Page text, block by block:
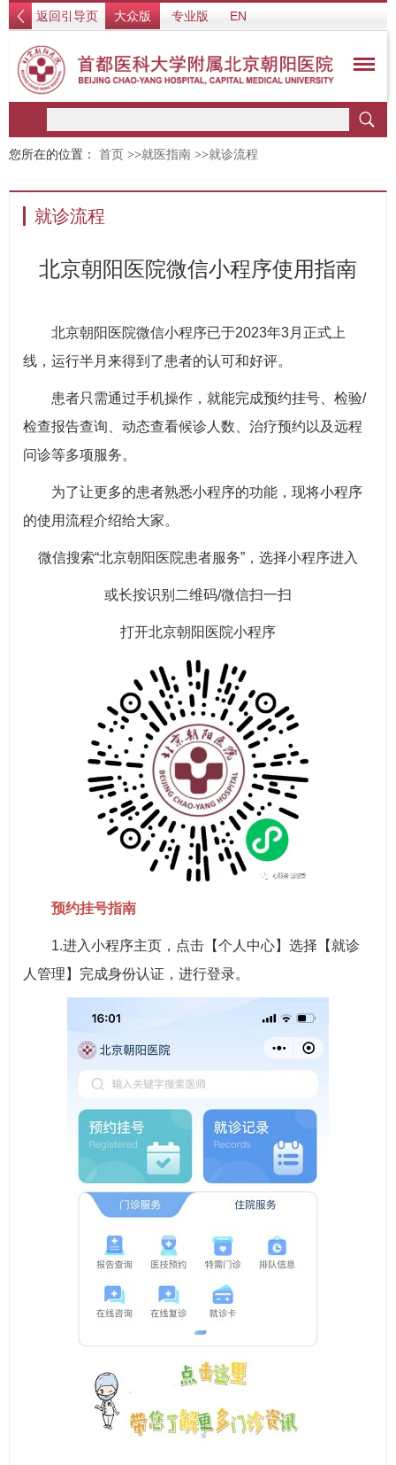
返回引导页 大众版 专业版 EN
您所在的位置： 首页 >>就医指南 >>就诊流程
就诊流程
北京朝阳医院微信小程序使用指南
北京朝阳医院微信小程序已于2023年3月正式上
线，运行半月来得到了患者的认可和好评。
患者只需通过手机操作，就能完成预约挂号、检验/
检查报告查询、动态查看候诊人数、治疗预约以及远程
问诊等多项服务。
为了让更多的患者熟悉小程序的功能，现将小程序
的使用流程介绍给大家。
微信搜索“北京朝阳医院患者服务”，选择小程序进入
或长按识别二维码/微信扫一扫
打开北京朝阳医院小程序
预约挂号指南
1.进入小程序主页，点击【个人中心】选择【就诊
人管理】完成身份认证，进行登录。